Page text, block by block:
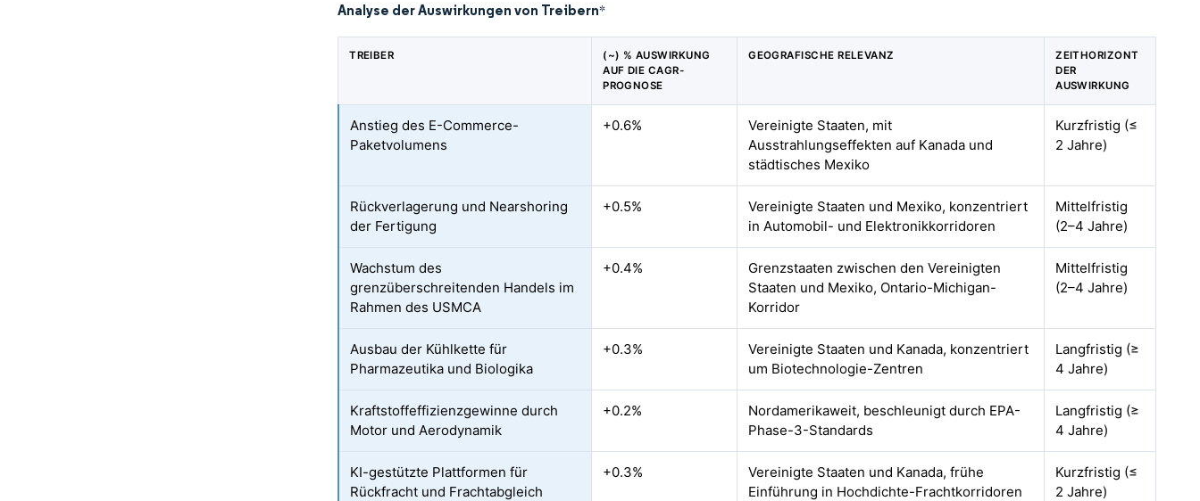
Analyse der Auswirkungen von Treibern*
TREIBER
(~) % AUSWIRKUNG
AUF DIE CAGR-
PROGNOSE
GEOGRAFISCHE RELEVANZ
ZEITHORIZONT
DER
AUSWIRKUNG
Anstieg des E-Commerce-
Paketvolumens
+0.6%
Vereinigte Staaten, mit
Ausstrahlungseffekten auf Kanada und
städtisches Mexiko
Kurzfristig (≤
2 Jahre)
Rückverlagerung und Nearshoring
der Fertigung
+0.5%
Vereinigte Staaten und Mexiko, konzentriert
in Automobil- und Elektronikkorridoren
Mittelfristig
(2–4 Jahre)
Wachstum des
grenzüberschreitenden Handels im
Rahmen des USMCA
+0.4%
Grenzstaaten zwischen den Vereinigten
Staaten und Mexiko, Ontario-Michigan-
Korridor
Mittelfristig
(2–4 Jahre)
Ausbau der Kühlkette für
Pharmazeutika und Biologika
+0.3%
Vereinigte Staaten und Kanada, konzentriert
um Biotechnologie-Zentren
Langfristig (≥
4 Jahre)
Kraftstoffeffizienzgewinne durch
Motor und Aerodynamik
+0.2%
Nordamerikaweit, beschleunigt durch EPA-
Phase-3-Standards
Langfristig (≥
4 Jahre)
KI-gestützte Plattformen für
Rückfracht und Frachtabgleich
+0.3%
Vereinigte Staaten und Kanada, frühe
Einführung in Hochdichte-Frachtkorridoren
Kurzfristig (≤
2 Jahre)